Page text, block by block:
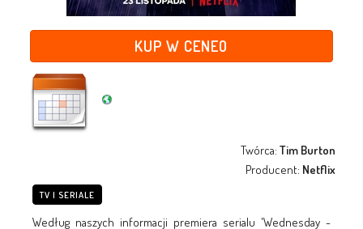
KUP W CENEO
Twórca:Tim Burton
Producent: Netflix
TV I SERIALE
Według naszych informacji premiera serialu 'Wednesday -